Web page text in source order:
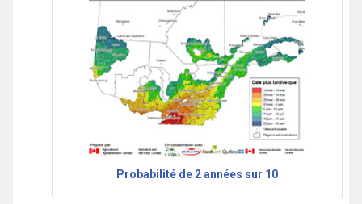
Probabilité de 2 années sur 10